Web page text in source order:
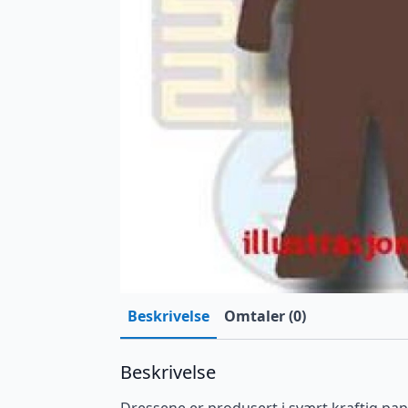
Beskrivelse Omtaler (0)
Beskrivelse